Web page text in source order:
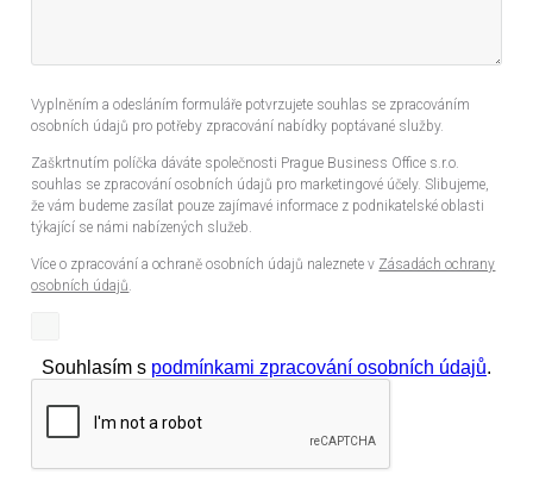
Vyplněním a odesláním formuláře potvrzujete souhlas se zpracováním
osobních údajů pro potřeby zpracování nabídky poptávané služby.
Zaškrtnutím políčka dáváte společnosti Prague Business Office s.r.o.
souhlas se zpracování osobních údajů pro marketingové účely. Slibujeme,
že vám budeme zasílat pouze zajímavé informace z podnikatelské oblasti
týkající se námi nabízených služeb.
Více o zpracování a ochraně osobních údajů naleznete v Zásadách ochrany
osobních údajů.
Souhlasím s podmínkami zpracování osobních údajů.